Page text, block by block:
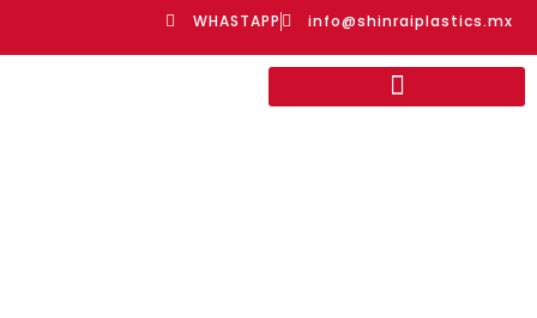
WHASTAPP info@shinraiplastics.mx